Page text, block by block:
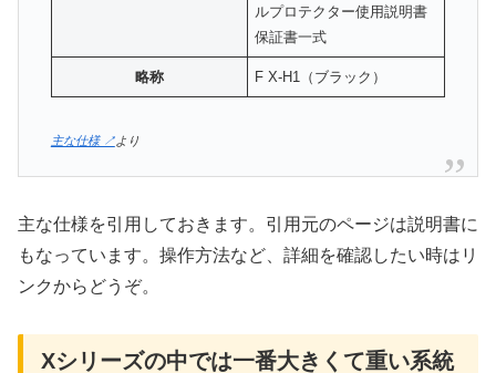
ルプロテクター使用説明書
保証書一式
略称 F X-H1（ブラック）
主な仕様 ↗より
主な仕様を引用しておきます。引用元のページは説明書に
もなっています。操作方法など、詳細を確認したい時はリ
ンクからどうぞ。
Xシリーズの中では一番大きくて重い系統